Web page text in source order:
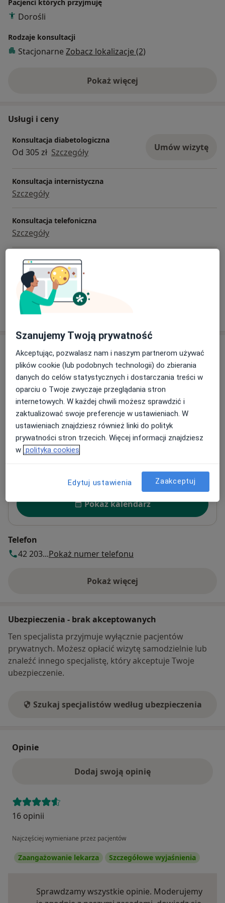
Pacjenci których przyjmuję
Dorośli
Rodzaje konsultacji
Stacjonarne Zobacz lokalizacje (2)
Pokaż więcejo doświadczeniu
Usługi i ceny
Konsultacja diabetologiczna
Od 305 zł Szczegóły Umów wizytę
Konsultacja internistyczna
Szczegóły
Konsultacja telefoniczna
Szczegóły
Konsultacja telefoniczna - Diabetolog
Od 189 zł Szczegóły
W jaki sposób ustalane są ceny?
Adresy (3)
Adres 1 Adres 2 Adres 3
Centrum Medyczne enel-med - Oddział
Piłsudskiego
Piłsudskiego 24, Śródmieście, 90-368Łódź
otwiera się w nowej karcie
Pokaż kalendarz
Telefon
42 203...Pokaż numer telefonu
Pokaż więcej
o adresie
Ubezpieczenia - brak akceptowanych
Ten specjalista przyjmuje wyłącznie pacjentów
prywatnych. Możesz opłacić wizytę samodzielnie lub
znaleźć innego specjalistę, który akceptuje Twoje
ubezpieczenie.
Szukaj specjalistów według ubezpieczenia
Opinie
Dodaj swoją opinię
16 opinii
Najczęściej wymieniane przez pacjentów
Zaangażowanie lekarza Szczegółowe wyjaśnienia
Sprawdzamy wszystkie opinie. Moderujemy
Szanujemy Twoją prywatność
Akceptując, pozwalasz nam i naszym partnerom używać
plików cookie (lub podobnych technologii) do zbierania
danych do celów statystycznych i dostarczania treści w
oparciu o Twoje zwyczaje przeglądania stron
internetowych. W każdej chwili możesz sprawdzić i
zaktualizować swoje preferencje w ustawieniach. W
ustawieniach znajdziesz również linki do polityk
prywatności stron trzecich. Więcej informacji znajdziesz
w polityka cookies
Edytuj ustawienia Zaakceptuj